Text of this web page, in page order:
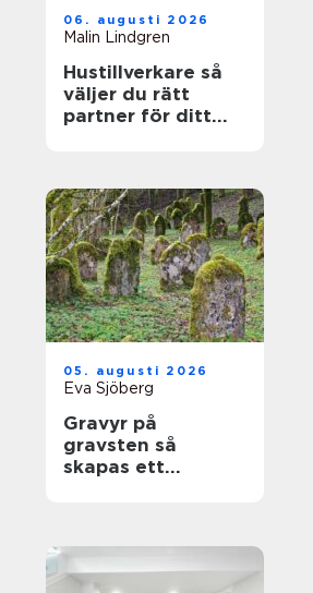
06. augusti 2026
Malin Lindgren
Hustillverkare så
väljer du rätt
partner för ditt
05. augusti 2026
Eva Sjöberg
Gravyr på
gravsten så
skapas ett